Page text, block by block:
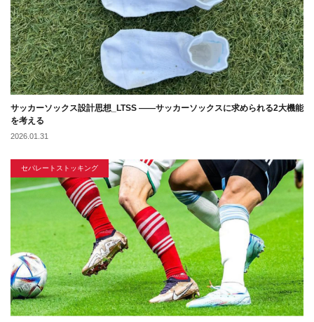
サッカーソックス設計思想_LTSS ――サッカーソックスに求められる2大機能
を考える
2026.01.31
セパレートストッキング